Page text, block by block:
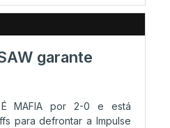
garante
MAFIA por 2-0 e está
para defrontar a Impulse